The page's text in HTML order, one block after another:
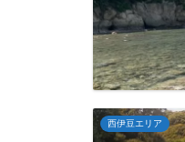
西伊豆エリア